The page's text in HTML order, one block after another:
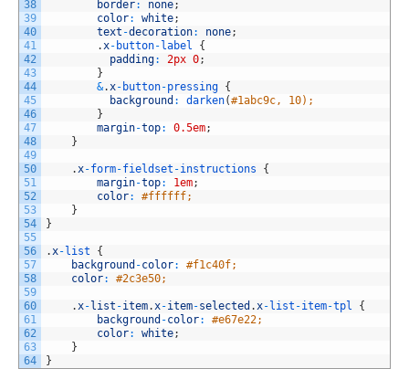
38
39
40
41
42
43
44
45
46
47
48
49
50
51
52
53
54
55
56
57
58
59
60
61
62
63
64
border: none;
color: white;
text -decoration: none;
.x- button- label
{
padding: 2px 0;
}
&.x- button-pressing {
background : darken(#1abc9c, 10);
}
margin-top: 0.5em;
}
.x-form-fieldset -instructions
{
margin-top: 1em;
color:
#ffffff;
}
}
.x- list
{
background -color:
#f1c40f;
color: #2c3e50;
.x- list -item.x-item-selected .x- list -item-tpl
{
background -color:
#e67e22;
color: white;
}
}